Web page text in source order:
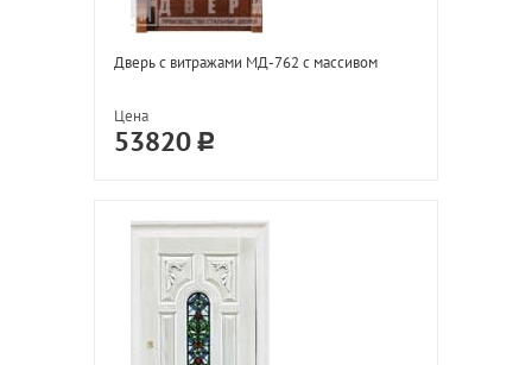
Дверь с витражами МД-762 с массивом
Цена
53820